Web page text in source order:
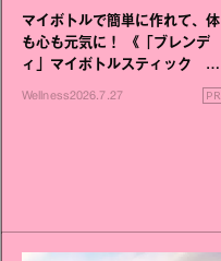
マイボトルで簡単に作れて、体
も心も元気に！ 《「ブレンデ
ィ」マイボトルスティック い
いこと毎日》シリーズが誕生
Wellness2026.7.27 PR